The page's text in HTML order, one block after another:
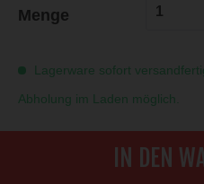
Menge
Lagerware sofort
Abholung im Laden möglich.
IN DEN